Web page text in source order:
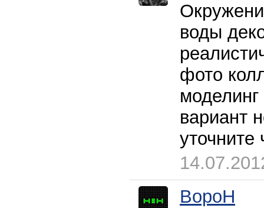
воды
фото
вариант
уточните
BopoH